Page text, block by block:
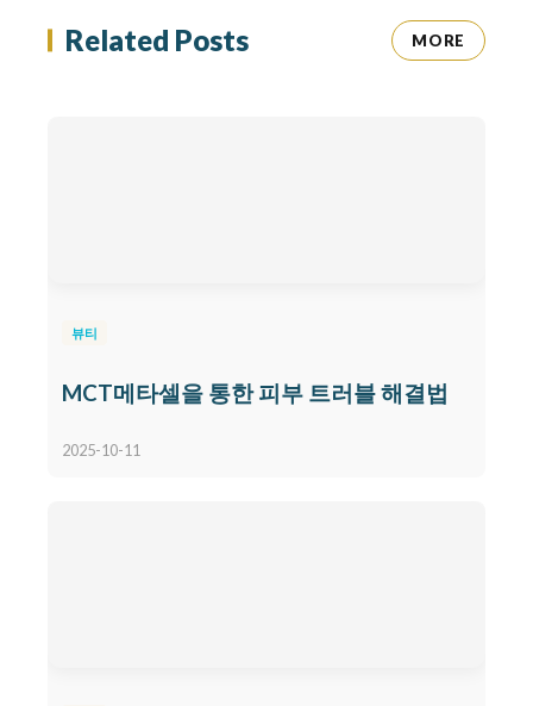
Related Posts MORE
뷰티
MCT메타셀을 통한 피부 트러블 해결법
2025-10-11